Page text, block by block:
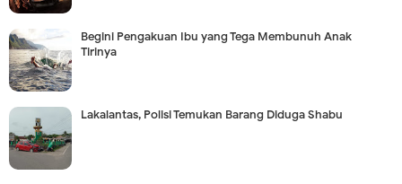
Begini Pengakuan Ibu yang Tega Membunuh Anak
Tirinya
Lakalantas, Polisi Temukan Barang Diduga Shabu